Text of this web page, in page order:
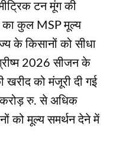
टन मूंग की
का कुल MSP मूल्य
के किसानों को सीधा
2026 सीजन के
को मंजूरी दी गई
रु. से अधिक
को मूल्य समर्थन देने में